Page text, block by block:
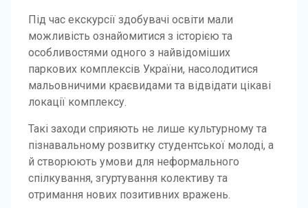
Під час екскурсії здобувачі освіти мали
можливість ознайомитися з історією та
особливостями одного з найвідоміших
паркових комплексів України, насолодитися
мальовничими краєвидами та відвідати цікаві
локації комплексу.
Такі заходи сприяють не лише культурному та
пізнавальному розвитку студентської молоді, а
й створюють умови для неформального
спілкування, згуртування колективу та
отримання нових позитивних вражень.